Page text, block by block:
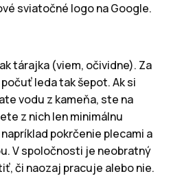
sviatočné logo na Google.
tárajka (viem, očividne). Za
leda tak šepot. Ak si
vodu z kameňa, ste na
z nich len minimálnu
pokrčenie plecami a
V spoločnosti je neobratný
či naozaj pracuje alebo nie.